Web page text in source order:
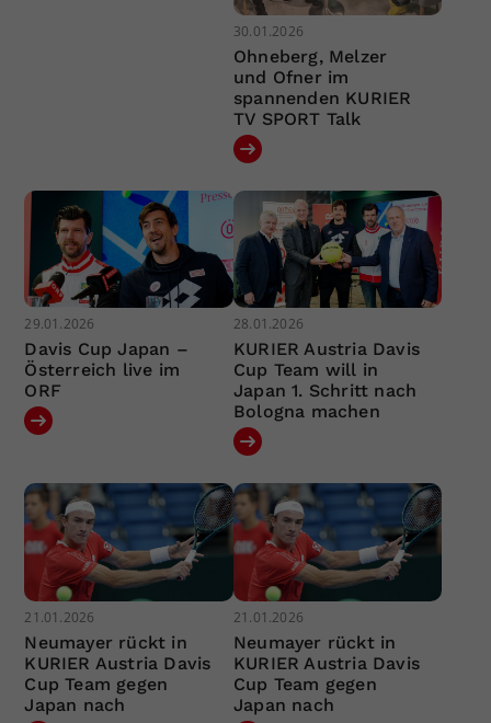
30.01.2026
Ohneberg, Melzer
und Ofner im
spannenden KURIER
TV SPORT Talk
29.01.2026
Davis Cup Japan –
Österreich live im
ORF
28.01.2026
KURIER Austria Davis
Cup Team will in
Japan 1. Schritt nach
Bologna machen
21.01.2026
Neumayer rückt in
KURIER Austria Davis
Cup Team gegen
Japan nach
21.01.2026
Neumayer rückt in
KURIER Austria Davis
Cup Team gegen
Japan nach